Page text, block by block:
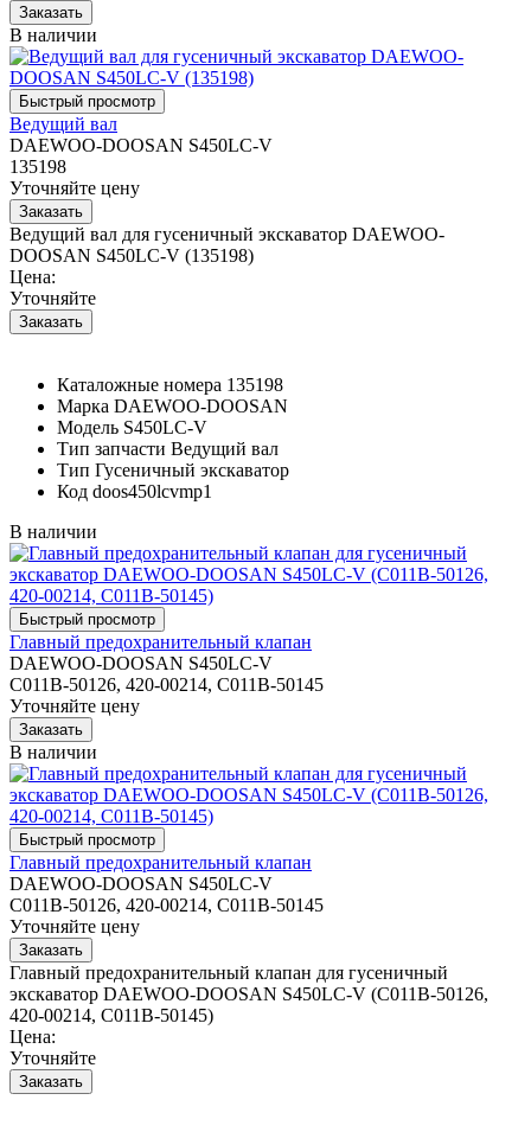
В наличии
Ведущий вал
DAEWOO-DOOSAN S450LC-V
135198
Уточняйте цену
Ведущий вал для гусеничный экскаватор DAEWOO-
DOOSAN S450LC-V (135198)
Цена:
Уточняйте
Каталожные номера 135198
Марка DAEWOO-DOOSAN
Модель S450LC-V
Тип запчасти Ведущий вал
Тип Гусеничный экскаватор
Код doos450lcvmp1
В наличии
Главный предохранительный клапан
DAEWOO-DOOSAN S450LC-V
C011B-50126, 420-00214, C011B-50145
Уточняйте цену
В наличии
Главный предохранительный клапан
DAEWOO-DOOSAN S450LC-V
C011B-50126, 420-00214, C011B-50145
Уточняйте цену
Главный предохранительный клапан для гусеничный
экскаватор DAEWOO-DOOSAN S450LC-V (C011B-50126,
420-00214, C011B-50145)
Цена:
Уточняйте